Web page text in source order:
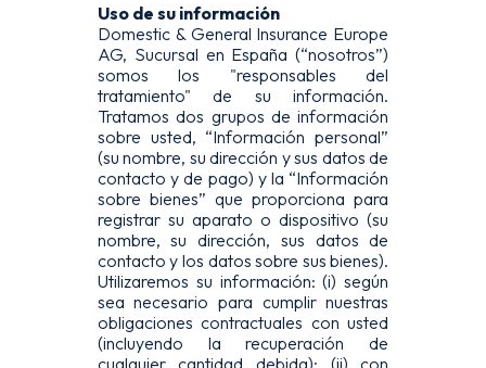
Uso de su información
Domestic & General Insurance Europe
AG, Sucursal en España (“nosotros”)
somos los "responsables del
tratamiento" de su información.
Tratamos dos grupos de información
sobre usted, “Información personal”
(su nombre, su dirección y sus datos de
contacto y de pago) y la “Información
sobre bienes” que proporciona para
registrar su aparato o dispositivo (su
nombre, su dirección, sus datos de
contacto y los datos sobre sus bienes).
Utilizaremos su información: (i) según
sea necesario para cumplir nuestras
obligaciones contractuales con usted
(incluyendo la recuperación de
cualquier cantidad debida); (ii) con